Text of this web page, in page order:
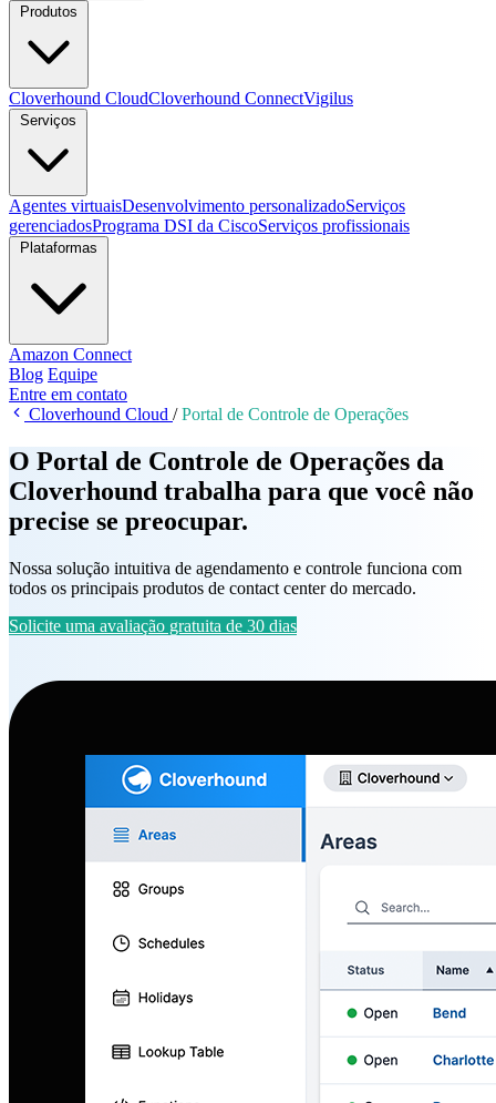
Cloverhound CloudCloverhound ConnectVigilus
Agentes virtuaisDesenvolvimento personalizadoServiços
gerenciadosPrograma DSI da CiscoServiços profissionais
Amazon Connect
Blog Equipe
Entre em contato
Cloverhound Cloud / Portal de Controle de Operações
O Portal de Controle de Operações da
Cloverhound trabalha para que você não
precise se preocupar.
Nossa solução intuitiva de agendamento e controle funciona com
todos os principais produtos de contact center do mercado.
Solicite uma avaliação gratuita de 30 dias